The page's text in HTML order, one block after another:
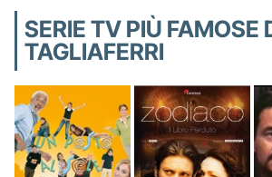
SERIE TV PIÙ FAMOSE
TAGLIAFERRI